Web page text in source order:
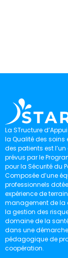
La STructure
la Qualité des soins
des patients est
prévus par le
pour la Sécurité du
Composée d’une
professionnels
expérience de
management de la
la gestion des
domaine de la
dans une démarche
pédagogique de
coopération.